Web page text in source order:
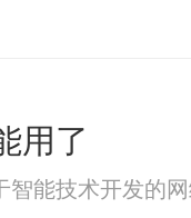
用了
能技术开发的